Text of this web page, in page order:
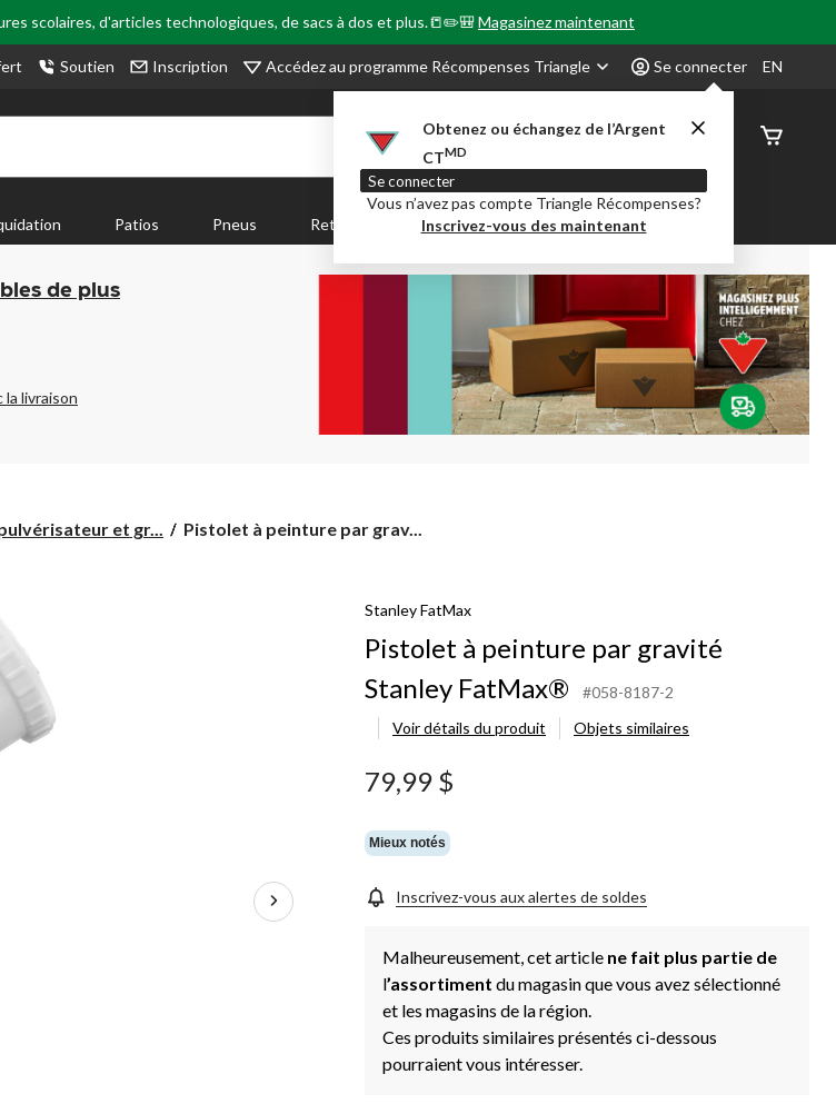
scolaires, d'articles technologiques, de sacs à dos et plus.📒✏️🎒Magasinez maintenant
Soutien Inscription Accédez au programme Récompenses Triangle Se connecter
Obtenez ou échangez de l’Argent
CTMD
Se connecter
Vous n’avez pas compte Triangle Récompenses?
Inscrivez-vous des maintenant
EN
État de
Patios Pneus Retour en Classe Party City Centre-auto
de plus
la livraison
et gr...
Pistolet
Pistolet à peinture par grav...
Stanley FatMax
Pistolet à peinture par gravité
Stanley FatMax®
#058-8187-2
Voir détails du produit
Objets similaires
79,99 $
Mieux notés
Inscrivez-vous aux alertes de soldes
Malheureusement, cet article ne fait plus partie de
l’assortiment du magasin que vous avez sélectionné
et les magasins de la région.
Ces produits similaires présentés ci-dessous
pourraient vous intéresser.